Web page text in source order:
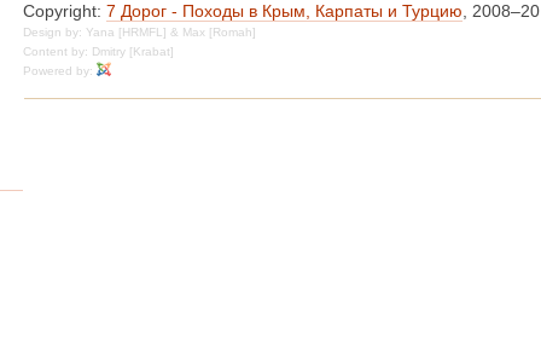
Copyright: 7 Дорог - Походы в Крым, Карпаты и Турцию ,
Design by: Yana [HRMFL] & Max [Romah]
Content by: Dmitry [Krabat]
Powered by: